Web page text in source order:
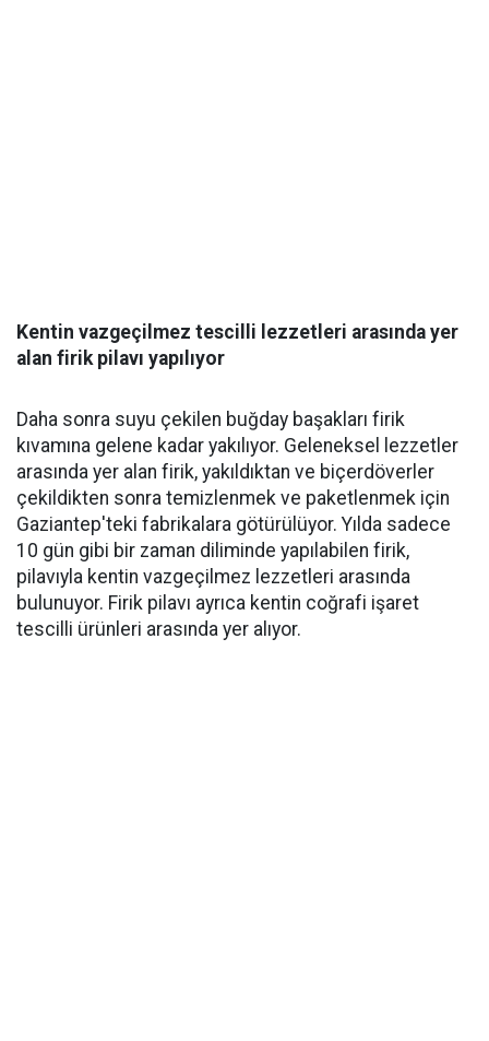
Kentin vazgeçilmez tescilli lezzetleri arasında yer
alan firik pilavı yapılıyor
Daha sonra suyu çekilen buğday başakları firik
kıvamına gelene kadar yakılıyor. Geleneksel lezzetler
arasında yer alan firik, yakıldıktan ve biçerdöverler
çekildikten sonra temizlenmek ve paketlenmek için
Gaziantep'teki fabrikalara götürülüyor. Yılda sadece
10 gün gibi bir zaman diliminde yapılabilen firik,
pilavıyla kentin vazgeçilmez lezzetleri arasında
bulunuyor. Firik pilavı ayrıca kentin coğrafi işaret
tescilli ürünleri arasında yer alıyor.